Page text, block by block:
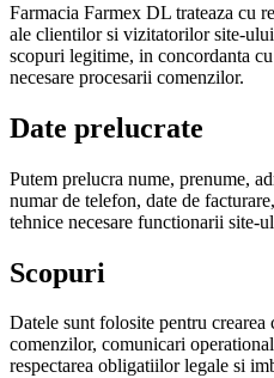
Farmacia Farmex DL trateaza cu
ale clientilor si vizitatorilor site-
scopuri legitime, in concordanta
necesare procesarii comenzilor.
Date prelucrate
Putem prelucra nume, prenume,
numar de telefon, date de
tehnice necesare functionarii site-
Scopuri
Datele sunt folosite pentru
comenzilor, comunicari
respectarea obligatiilor legale si